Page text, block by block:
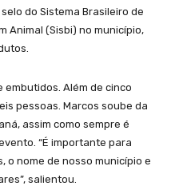
do Sistema Brasileiro de
Animal (Sisbi) no município,
embutidos. Além de cinco
pessoas. Marcos soube da
assim como sempre é
“É importante para
o nome de nosso município e
salientou.